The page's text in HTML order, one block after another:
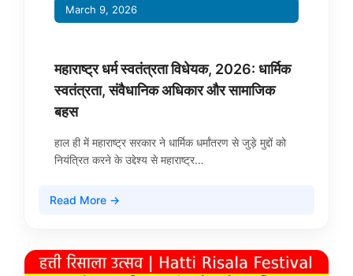
March 9, 2026
महाराष्ट्र धर्म स्वतंत्रता विधेयक, 2026: धार्मिक
स्वतंत्रता, संवैधानिक अधिकार और सामाजिक
बहस
हाल ही में महाराष्ट्र सरकार ने धार्मिक धर्मांतरण से जुड़े मुद्दों को
नियंत्रित करने के उद्देश्य से महाराष्ट्र…
Read More →